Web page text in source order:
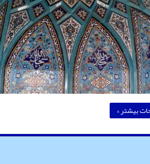
بیشتر »